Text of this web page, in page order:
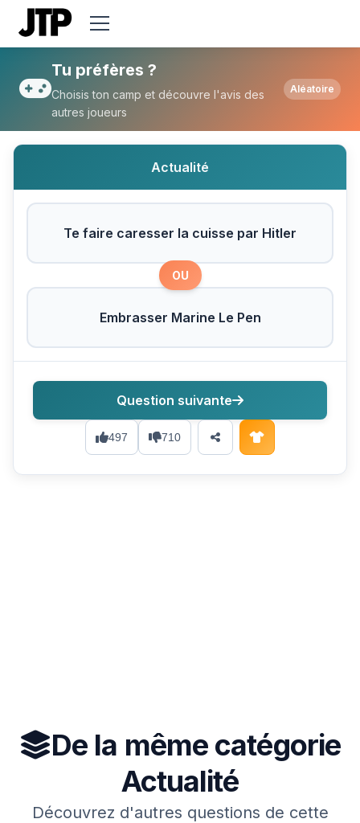
Tu préfères Te faire caresser la cuisse
Tu préfères ?
Choisis ton camp et découvre l'avis des
autres joueurs
Aléatoire
Actualité
Te faire caresser la cuisse par Hitler
OU
Embrasser Marine Le Pen
497 710
Question suivante
De la même catégorie
Actualité
Découvrez d'autres questions de cette